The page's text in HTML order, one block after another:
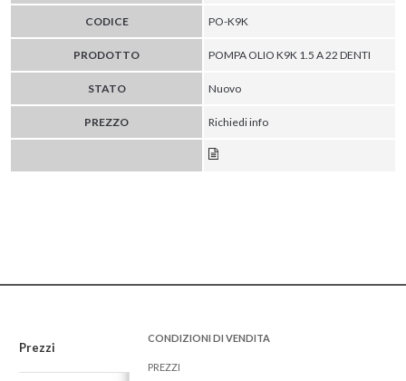
CODICE PO-K9K
PRODOTTO POMPA OLIO K9K 1.5 A 22 DENTI
STATO Nuovo
PREZZO Richiedi info
Prezzi
CONDIZIONI DI VENDITA
PREZZI